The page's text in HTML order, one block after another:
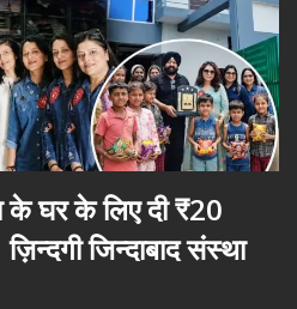
के घर के लिए दी ₹20
जिन्दाबाद संस्था